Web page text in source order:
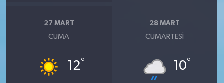
27 MART
CUMA
12°
28 MART
CUMARTESI
10°